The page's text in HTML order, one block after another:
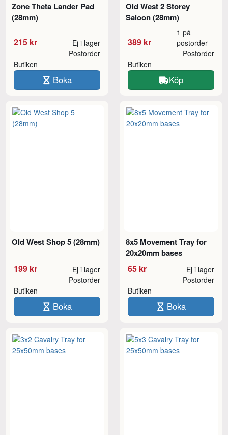
Zone Theta Lander Pad
(28mm)
215 kr Ej i lager
Butiken
Postorder
Boka
Old West 2 Storey
Saloon (28mm)
389 kr
1 på
postorder
Butiken
Postorder
Köp
Old West Shop 5 (28mm)
199 kr Ej i lager
Butiken
Postorder
Boka
8x5 Movement Tray for
20x20mm bases
65 kr Ej i lager
Butiken
Postorder
Boka